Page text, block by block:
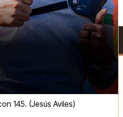
145. (Jesús Aviles)